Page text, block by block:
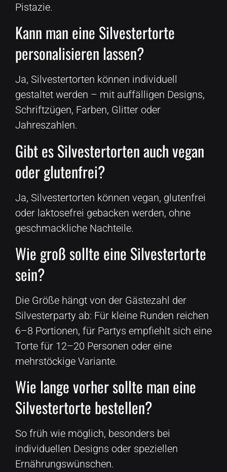
Pistazie.
Kann man eine Silvestertorte
personalisieren lassen?
Ja, Silvestertorten können individuell
gestaltet werden – mit auffälligen Designs,
Schriftzügen, Farben, Glitter oder
Jahreszahlen.
Gibt es Silvestertorten auch vegan
oder glutenfrei?
Ja, Silvestertorten können vegan, glutenfrei
oder laktosefrei gebacken werden, ohne
geschmackliche Nachteile.
Wie groß sollte eine Silvestertorte
sein?
Die Größe hängt von der Gästezahl der
Silvesterparty ab: Für kleine Runden reichen
6–8 Portionen, für Partys empfiehlt sich eine
Torte für 12–20 Personen oder eine
mehrstöckige Variante.
Wie lange vorher sollte man eine
Silvestertorte bestellen?
So früh wie möglich, besonders bei
individuellen Designs oder speziellen
Ernährungswünschen.